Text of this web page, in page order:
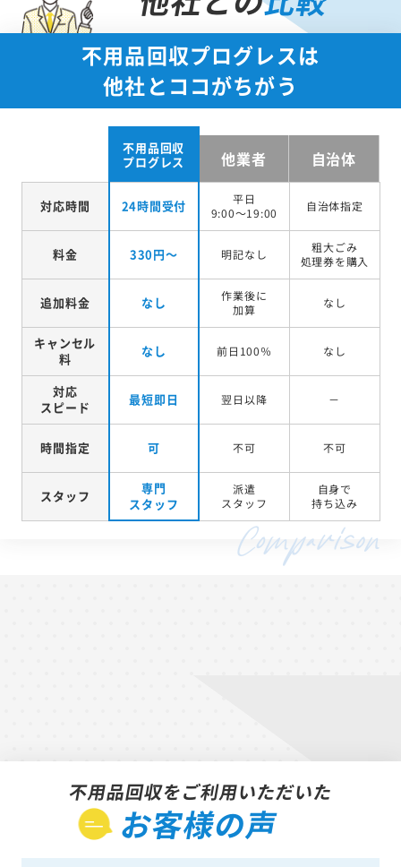
不用品回収プログレスは
他社とココがちがう
不用品回収
プログレス
他業者 自治体
対応時間 24時間受付
平日
9:00～19:00
自治体指定
料金 330円～ 明記なし
粗大ごみ
処理券を購入
追加料金 なし
作業後に
加算
なし
キャンセル
料
なし 前日100％ なし
対応
スピード
最短即日 翌日以降 －
時間指定 可 不可 不可
スタッフ
専門
スタッフ
派遣
スタッフ
自身で
持ち込み
不用品回収をご利用いただいた
お客様の声